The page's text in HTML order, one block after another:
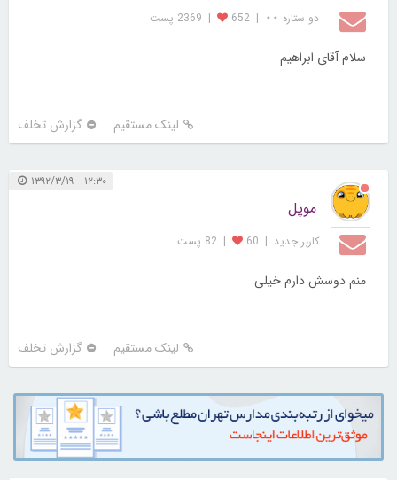
دو ستاره ⋆⋆ |
652
| 2369 پست
سلام آقای ابراهیم
لینک مستقیم گزارش تخلف
۱۲:۳۰ ۱۳۹۲/۳/۱۹
موپل
کاربر جديد |
60
| 82 پست
منم دوسش دارم خیلی
لینک مستقیم گزارش تخلف